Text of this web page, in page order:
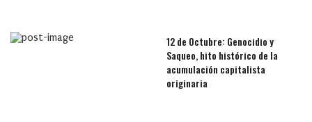
12 de Octubre: Genocidio y
Saqueo, hito histórico de la
acumulación capitalista
originaria